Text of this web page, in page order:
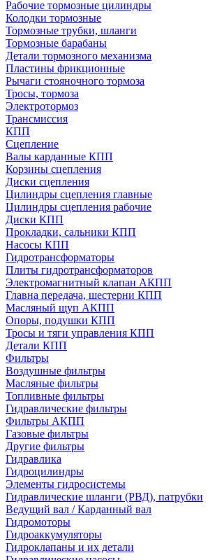
Рабочие тормозные цилиндры
Колодки тормозные
Тормозные трубки, шланги
Тормозные барабаны
Детали тормозного механизма
Пластины фрикционные
Рычаги стояночного тормоза
Тросы, тормоза
Электротормоз
Трансмиссия
КПП
Сцепление
Валы карданные КПП
Корзины сцепления
Диски сцепления
Цилиндры сцепления главные
Цилиндры сцепления рабочие
Диски КПП
Прокладки, сальники КПП
Насосы КПП
Гидротрансформаторы
Плиты гидротрансформаторов
Электромагнитный клапан АКПП
Главна передача, шестерни КПП
Масляный щуп АКПП
Опоры, подушки КПП
Тросы и тяги управления КПП
Детали КПП
Фильтры
Воздушные фильтры
Масляные фильтры
Топливные фильтры
Гидравлические фильтры
Фильтры АКПП
Газовые фильтры
Другие фильтры
Гидравлика
Гидроцилиндры
Элементы гидросистемы
Гидравлические шланги (РВД), патрубки
Ведущий вал / Карданный вал
Гидромоторы
Гидроаккумуляторы
Гидроклапаны и их детали